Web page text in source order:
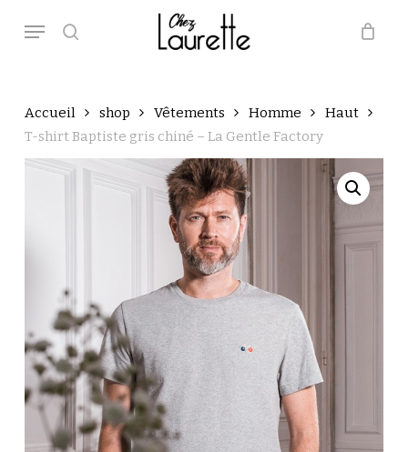
main
search
Menu
Panier Close
Accueil shop Vêtements Homme
Haut
T-shirt Baptiste gris chiné – La Gentle Factory